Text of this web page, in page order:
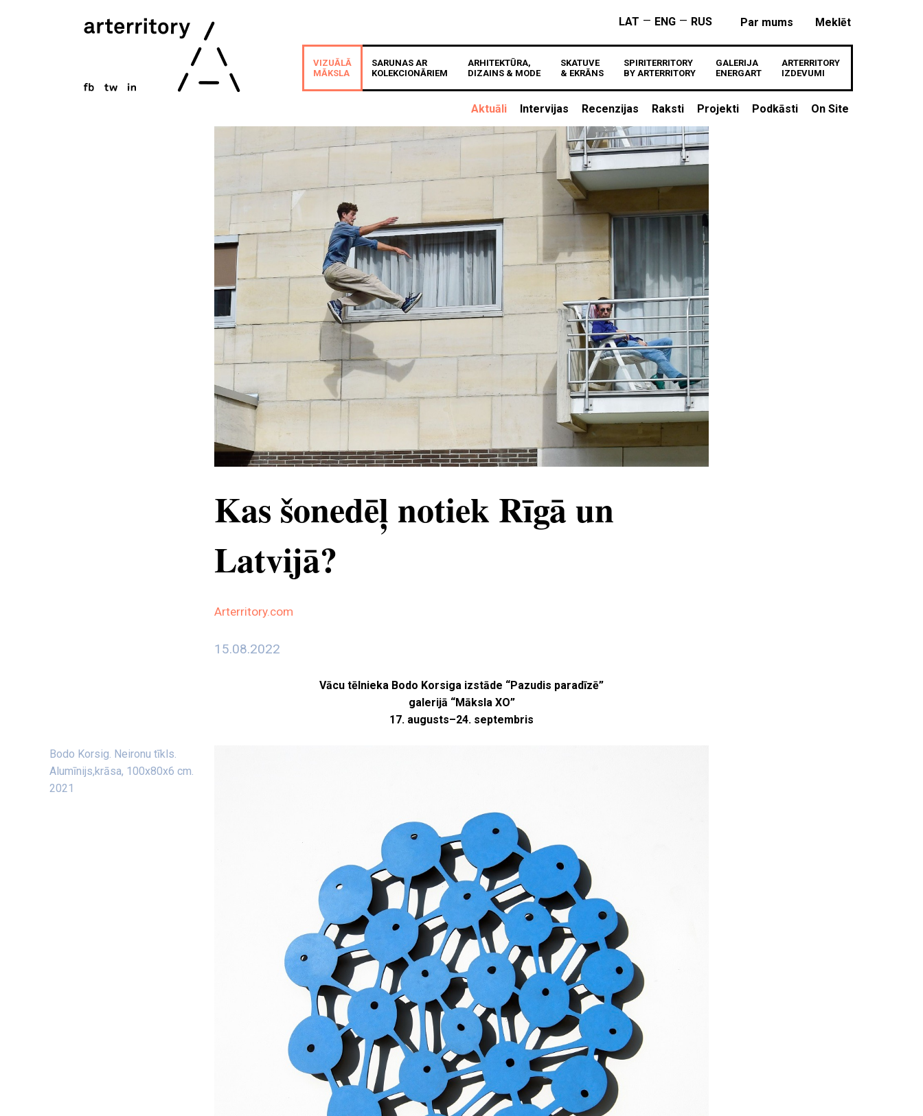
Par mums Meklēt
LAT — ENG — RUS
VIZUĀLĀ
MĀKSLA
SARUNAS AR
KOLEKCIONĀRIEM
ARHITEKTŪRA,
DIZAINS & MODE
SKATUVE
& EKRĀNS
SPIRITERRITORY
BY ARTERRITORY
GALERIJA
ENERGART
ARTERRITORY
IZDEVUMI
Aktuāli Intervijas Recenzijas Raksti Projekti Podkāsti On Site
Kas šonedēļ notiek Rīgā un
Latvijā?
Arterritory.com
15.08.2022
Vācu tēlnieka Bodo Korsiga izstāde “Pazudis paradīzē”
galerijā “Māksla XO”
17. augusts–24. septembris
Bodo Korsig. Neironu tīkls.
Alumīnijs,krāsa, 100x80x6 cm.
2021